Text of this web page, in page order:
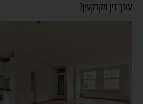
עורך דין מקרקעין?